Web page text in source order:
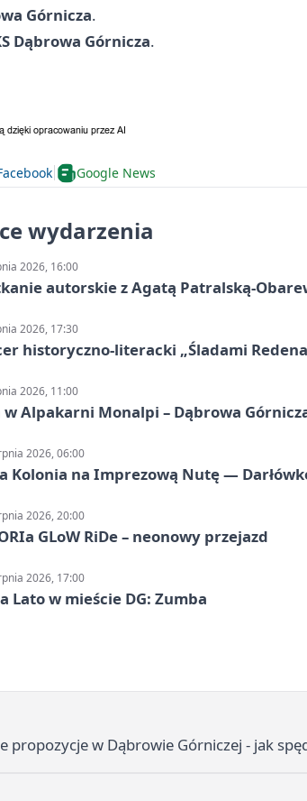
Górnicza.
Dąbrowa Górnicza.
Google News
wydarzenia
2026, 16:00
autorskie z Agatą Patralską-
2026, 17:30
historyczno-literacki „Śladami
2026, 11:00
w Alpakarni Monalpi – Dąbrowa
2026, 06:00
Kolonia na Imprezową Nutę —
2026, 20:00
GLoW RiDe – neonowy przejazd
2026, 17:00
Lato w mieście DG: Zumba
propozycje w Dąbrowie Górniczej - jak